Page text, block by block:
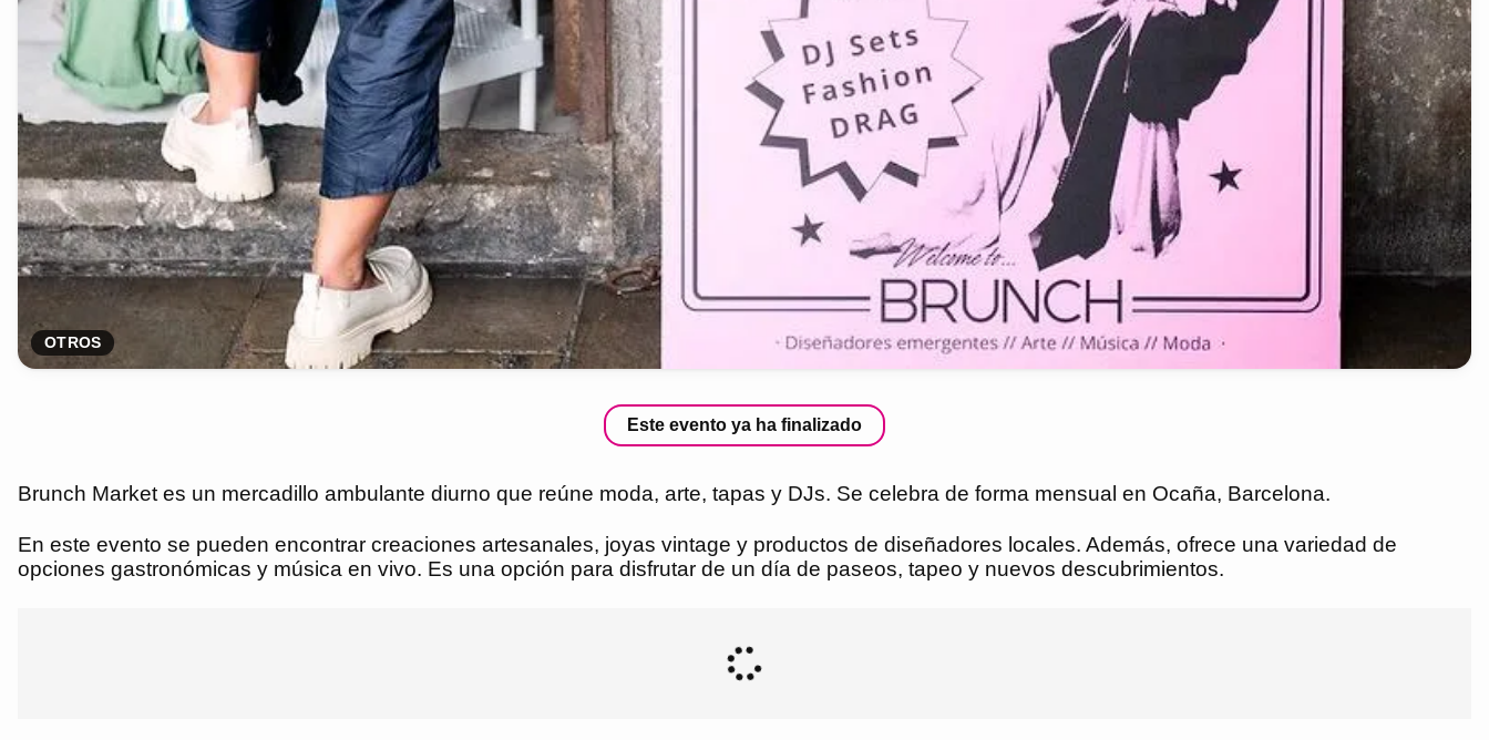
OTROS
Este evento ya ha finalizado
Brunch Market es un mercadillo ambulante diurno que reúne moda, arte, tapas y DJs. Se celebra de forma mensual en Ocaña, Barcelona.
En este evento se pueden encontrar creaciones artesanales, joyas vintage y productos de diseñadores locales. Además, ofrece una variedad de
opciones gastronómicas y música en vivo. Es una opción para disfrutar de un día de paseos, tapeo y nuevos descubrimientos.